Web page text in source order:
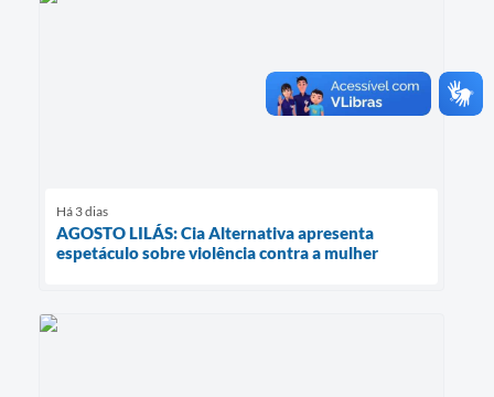
Há 3 dias
AGOSTO LILÁS: Cia Alternativa apresenta
espetáculo sobre violência contra a mulher